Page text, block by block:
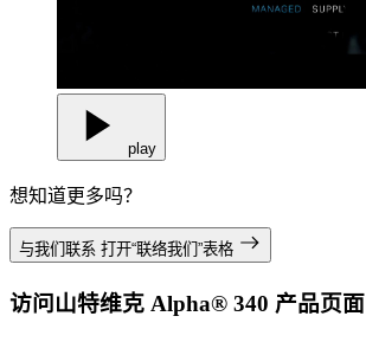
play
想知道更多吗？
与我们联系 打开“联络我们”表格
访问山特维克 Alpha® 340 产品页面